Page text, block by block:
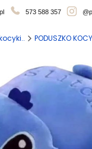
573 588 357
PODUSZKO